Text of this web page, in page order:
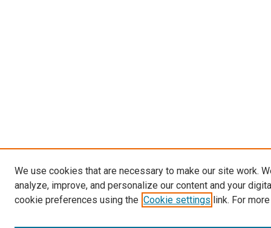
We use cookies that are necessary to make our site work.
analyze, improve, and personalize our content and your
cookie preferences using the Cookie settings link. For